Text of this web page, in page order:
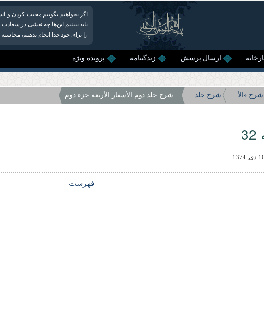
اگر بخواهیم بگوییم محبت کردن و
باید ببینیم این‌ها چه نقشی در
را برای خود خدا انجام بدهیم،
ارسال پرسش زندگینامه پرونده ویژه
شرح «الأسفار الأربعه» شرح جلد دوم الأسفار الأربعه شرح جلد دوم الأسفار الأربعه جزء دوم
فهرست